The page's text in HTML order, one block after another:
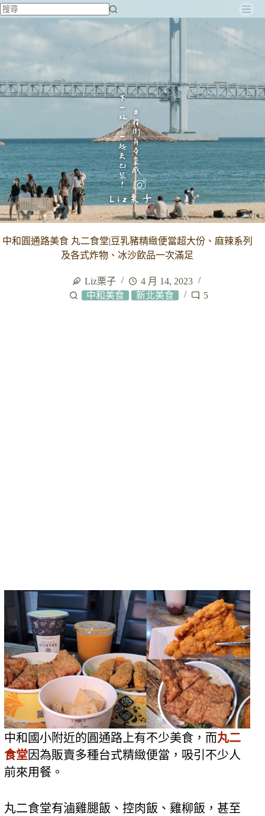
跳
容
中和圓通路美食 丸二食堂|豆乳豬精緻便當超大份、麻辣系列
及各式炸物、冰沙飲品一次滿足
Liz栗子
4 月 14, 2023
中和美食
新北美食 5
中和國小附近的圓通路上有不少美食，而丸二
食堂因為販賣多種台式精緻便當，吸引不少人
前來用餐。
丸二食堂有滷雞腿飯、控肉飯、雞柳飯，甚至